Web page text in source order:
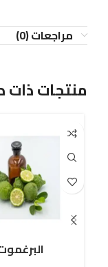
مراجعات (0)
منتجات ذات